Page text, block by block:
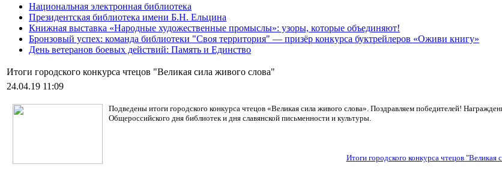
Национальная электронная библиотека
Президентская библиотека имени Б.Н. Ельцина
Книжная выставка «Народные художественные промыслы»: узоры, которые объединяют!
Бронзовый успех: команда библиотеки "Своя территория" — призёр конкурса буктрейлеров «Оживи книгу»
День ветеранов боевых действий: Память и Единство
Итоги городского конкурса чтецов "Великая сила живого слова"
24.04.19 11:09
Подведены итоги городского конкурса чтецов «Великая сила живого слова». Поздравляем победителей!
Общероссийского дня библиотек и дня славянской письменности и культуры.
Итоги городского конкурса чтецов "Великая